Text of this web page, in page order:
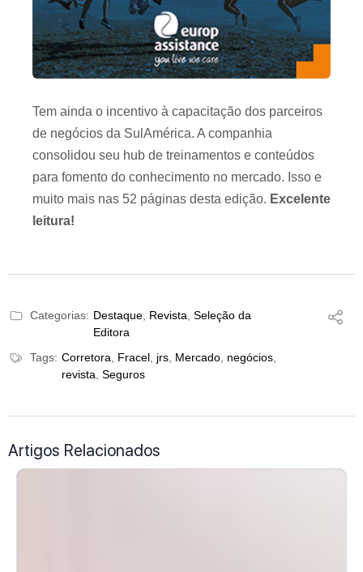
Tem ainda o incentivo à capacitação dos parceiros
de negócios da SulAmérica. A companhia
consolidou seu hub de treinamentos e conteúdos
para fomento do conhecimento no mercado. Isso e
muito mais nas 52 páginas desta edição. Excelente
leitura!
Categorias: Destaque Revista Seleção da
Editora
Tags: Corretora Fracel jrs Mercado negócios
revista Seguros
Artigos Relacionados